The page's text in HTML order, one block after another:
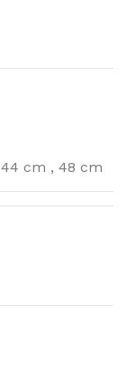
44 cm , 48 cm